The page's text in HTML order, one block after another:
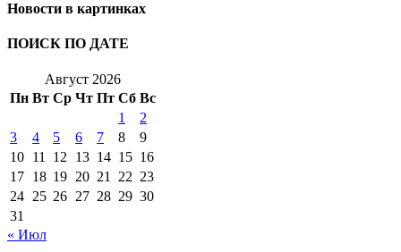
Новости в картинках
ПОИСК ПО ДАТЕ
Август 2026
Пн Вт Ср Чт Пт Сб Вс
1
2
3
4 5 6 7 8
9
10 11 12 13 14 15 16
17 18 19 20 21 22 23
24 25 26 27 28 29 30
31
« Июл